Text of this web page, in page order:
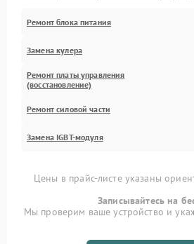
Ремонт блока питания
Замена кулера
Ремонт платы управления
(восстановление)
Ремонт силовой части
Замена IGBT-модуля
Цены в прайс-листе указаны
Записывайтесь на
Мы проверим ваше устройство и